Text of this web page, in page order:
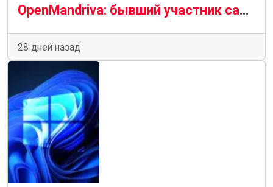
OpenMandriva: бывший участник саботировал работу репозиториев
28 дней назад